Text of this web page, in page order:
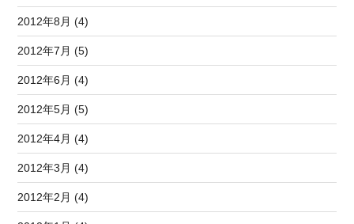
2012年8月 (4)
2012年7月 (5)
2012年6月 (4)
2012年5月 (5)
2012年4月 (4)
2012年3月 (4)
2012年2月 (4)